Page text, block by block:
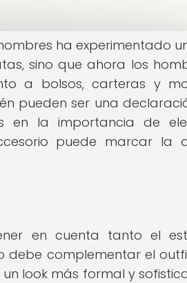
ha experimentado
sino que ahora los
a bolsos, carteras y
pueden ser una
en la importancia de
puede marcar la
en cuenta tanto el
debe complementar el
look más formal y